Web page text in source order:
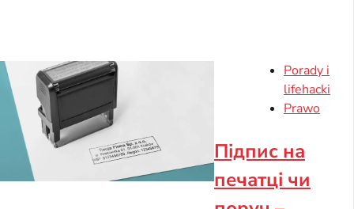
Porady i
lifehacki
Prawo
Підпис на
печатці чи